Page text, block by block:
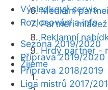
Mediální
Partneři
Reklamní
Hrdý partner -
Žijeme
Výsledkový servis
Rozlosování a info
Sezóna 2019/2020
Příprava 2019/2020
Příprava 2018/2019
Liga mistrů 2017/